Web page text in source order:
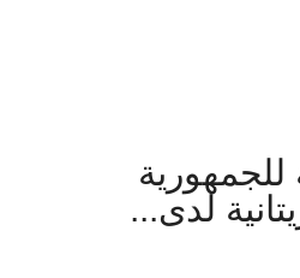
للجمهورية
لدى...